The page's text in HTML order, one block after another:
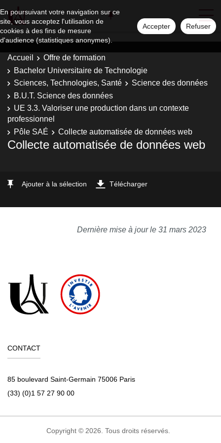
En poursuivant votre navigation sur ce
site, vous acceptez l'utilisation de
cookies à des fins de mesure
d'audience (statistiques anonymes).
Accepter Refuser
Accueil
Offre de formation
Bachelor Universitaire de Technologie
Sciences, Technologies, Santé
Science des données
B.U.T. Science des données
UE 3.3. Valoriser une production dans un contexte
professionnel
Pôle SAÉ
Collecte automatisée de données web
Collecte automatisée de données web
Ajouter à la sélection Télécharger
Dernière mise à jour le 31 mars 2023
CONTACT
85 boulevard Saint-Germain 75006 Paris
(33) (0)1 57 27 90 00
Copyright © 2026. Tous droits réservés.